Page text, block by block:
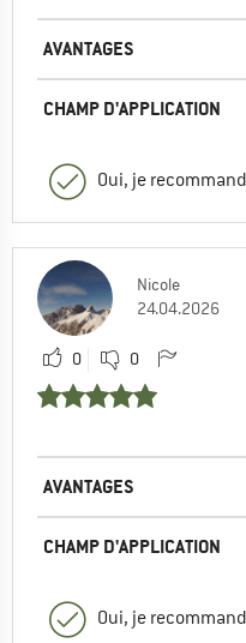
AVANTAGES
CHAMP D'APPLICATION
Oui, je
Nicole
24.04.2026
0 0
AVANTAGES
CHAMP D'APPLICATION
Oui, je